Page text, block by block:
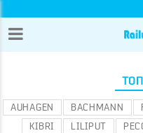
AUHAGEN BACHMANN
KIBRI
LILIPUT